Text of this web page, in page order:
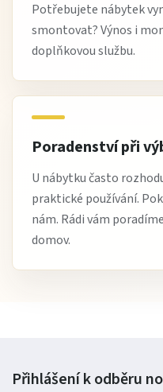
Potřebujete nábytek
smontovat? Výnos i
doplňkovou službu.
Poradenství při
U nábytku často
praktické používání.
nám. Rádi vám
domov.
Přihlášení k odběru